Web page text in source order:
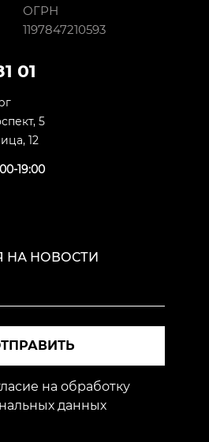
ОГРН
1197847210593
01
5
12
19:00
НА НОВОСТИ
на обработку
данных